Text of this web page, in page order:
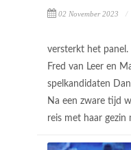
02 November 2023
versterkt het
Fred van Leer en
spelkandidaten
Na een zware tijd
reis met haar gezin